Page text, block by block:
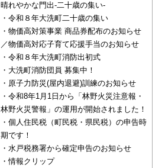
晴れやかな門出-二十歳の集い-
・令和８年大洗町二十歳の集い
・物価高対策事業 商品券配布のお知らせ
／物価高対応子育て応援手当のお知らせ
・令和８年大洗町消防出初式
・大洗町消防団員 募集中！
・原子力防災(屋内退避)訓練のお知らせ
・令和8年1月1日から「林野火災注意報・
林野火災警報」の運用が開始されました！
・個人住民税（町民税・県民税）の申告時
期です！
・水戸税務署から確定申告のお知らせ
・情報クリップ